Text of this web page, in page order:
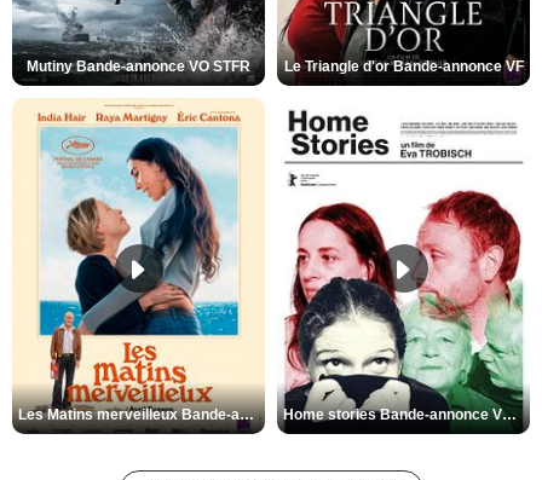
Mutiny Bande-annonce VO STFR Le Triangle d'or Bande-annonce VF
Les Matins merveilleux Bande-annonce VF Home stories Bande-annonce VO STFR